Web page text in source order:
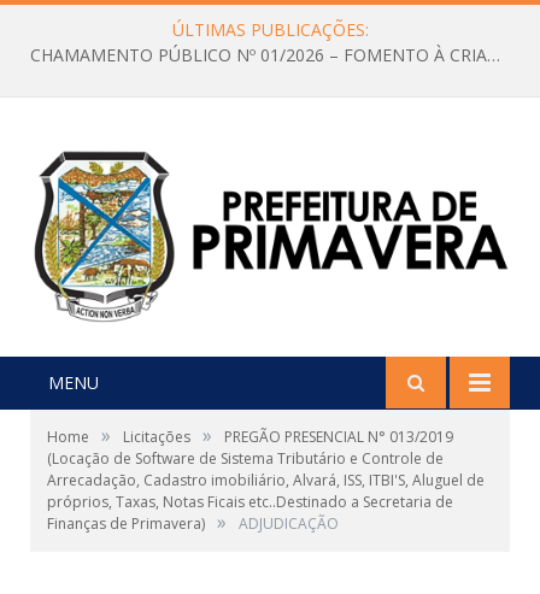
ÚLTIMAS PUBLICAÇÕES:
CHAMAMENTO PÚBLICO Nº 01/2026 – FOMENTO À CRIAÇÃO E A CIRCULAÇÃO DE PRODUÇÕES CULTURAIS – Aldir Blanc
MENU
Home » Licitações »
PREGÃO PRESENCIAL N° 013/2019
(Locação de Software de Sistema Tributário e Controle de
Arrecadação, Cadastro imobiliário, Alvará, ISS, ITBI'S, Aluguel de
próprios, Taxas, Notas Ficais etc..Destinado a Secretaria de
Finanças de Primavera) » ADJUDICAÇÃO